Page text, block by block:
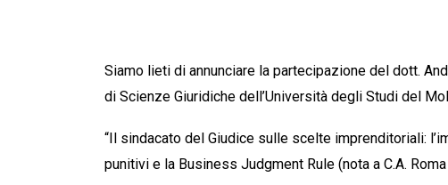
Siamo lieti di annunciare la partecipazione del dott.
di Scienze Giuridiche dell’Università degli Studi del
“Il sindacato del Giudice sulle scelte imprenditoriali:
punitivi e la Business Judgment Rule (nota a C.A.